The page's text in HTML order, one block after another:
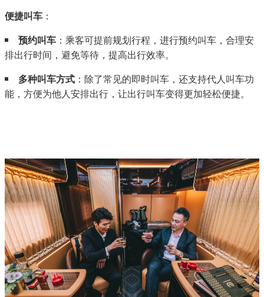
便捷叫车 ：
预约叫车 ：乘客可提前规划行程，进行预约叫车，合理安
排出行时间，避免等待，提高出行效率。
多种叫车方式 ：除了常见的即时叫车，还支持代人叫车功
能，方便为他人安排出行，让出行叫车变得更加轻松便捷。